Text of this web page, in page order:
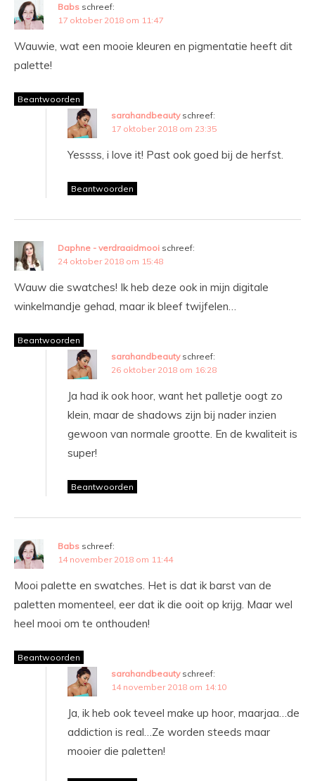
Babs schreef:
17 oktober 2018 om 11:47
Wauwie, wat een mooie kleuren en pigmentatie heeft dit
palette!
Beantwoorden
sarahandbeauty schreef:
17 oktober 2018 om 23:35
Yessss, i love it! Past ook goed bij de herfst.
Beantwoorden
Daphne - verdraaidmooi schreef:
24 oktober 2018 om 15:48
Wauw die swatches! Ik heb deze ook in mijn digitale
winkelmandje gehad, maar ik bleef twijfelen…
Beantwoorden
sarahandbeauty schreef:
26 oktober 2018 om 16:28
Ja had ik ook hoor, want het palletje oogt zo
klein, maar de shadows zijn bij nader inzien
gewoon van normale grootte. En de kwaliteit is
super!
Beantwoorden
Babs schreef:
14 november 2018 om 11:44
Mooi palette en swatches. Het is dat ik barst van de
paletten momenteel, eer dat ik die ooit op krijg. Maar wel
heel mooi om te onthouden!
Beantwoorden
sarahandbeauty schreef:
14 november 2018 om 14:10
Ja, ik heb ook teveel make up hoor, maarjaa…de
addiction is real…Ze worden steeds maar
mooier die paletten!